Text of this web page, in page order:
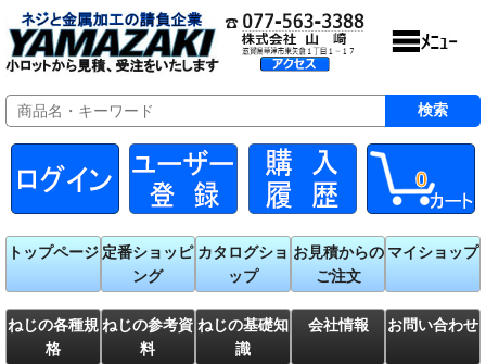
0
トップページ 定番ショッピ
ング
カタログショ
ップ
お見積からの
ご注文
マイショップ
ねじの各種規
格
ねじの参考資
料
ねじの基礎知
識
会社情報 お問い合わせ